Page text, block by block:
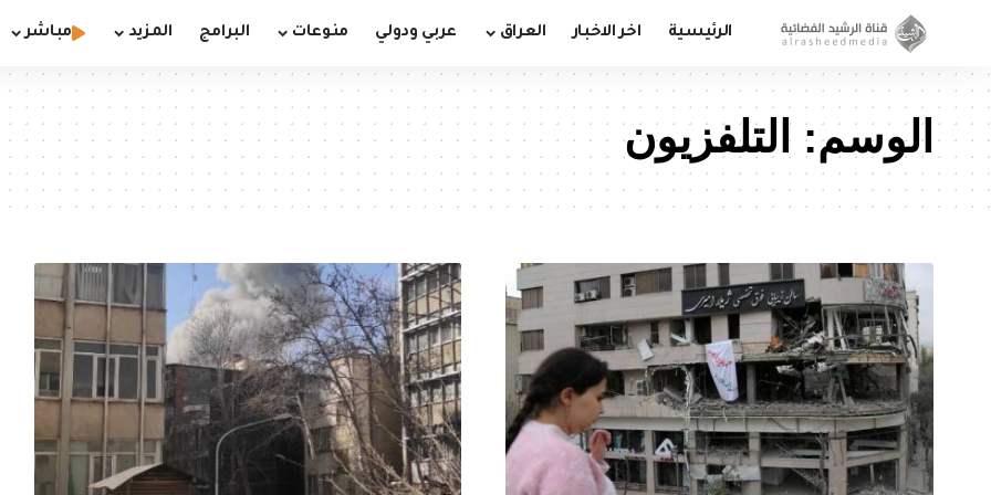
الرئيسية اخر الاخبار العراق عربي ودولي منوعات البرامج المزيد مباشر
الوسم: التلفزيون